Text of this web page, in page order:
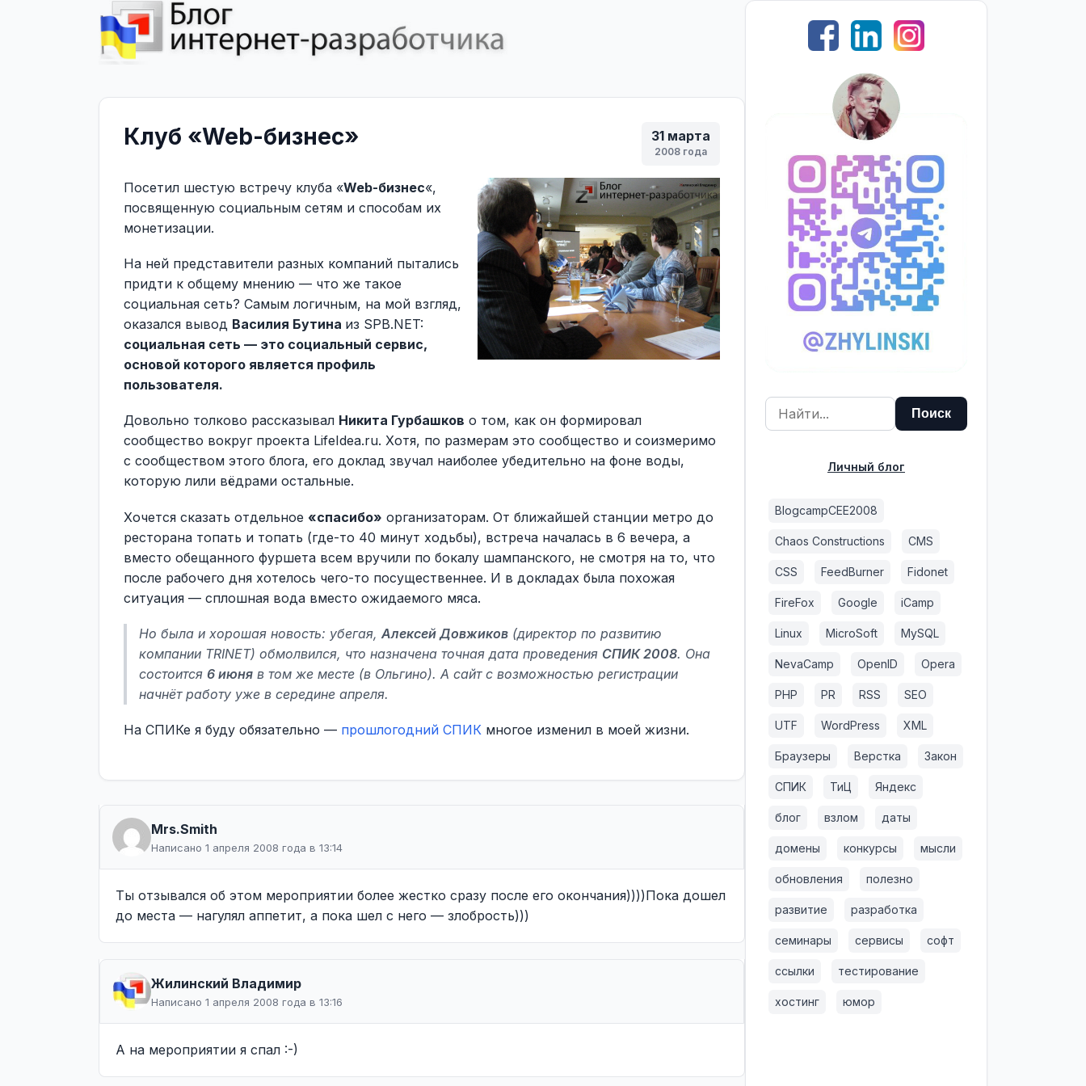
31 марта
2008 года
Клуб «Web-бизнес»
Посетил шестую встречу клуба «Web-бизнес«,
посвященную социальным сетям и способам их
монетизации.
На ней представители разных компаний пытались
придти к общему мнению — что же такое
социальная сеть? Самым логичным, на мой взгляд,
оказался вывод Василия Бутина из SPB.NET:
социальная сеть — это социальный сервис,
основой которого является профиль
пользователя.
Довольно толково рассказывал Никита Гурбашков о том, как он формировал
сообщество вокруг проекта LifeIdea.ru. Хотя, по размерам это сообщество и соизмеримо
с сообществом этого блога, его доклад звучал наиболее убедительно на фоне воды,
которую лили вёдрами остальные.
Хочется сказать отдельное «спасибо» организаторам. От ближайшей станции метро до
ресторана топать и топать (где-то 40 минут ходьбы), встреча началась в 6 вечера, а
вместо обещанного фуршета всем вручили по бокалу шампанского, не смотря на то, что
после рабочего дня хотелось чего-то посущественнее. И в докладах была похожая
ситуация — сплошная вода вместо ожидаемого мяса.
Но была и хорошая новость: убегая, Алексей Довжиков (директор по развитию
компании TRINET) обмолвился, что назначена точная дата проведения СПИК 2008. Она
состоится 6 июня в том же месте (в Ольгино). А сайт с возможностью регистрации
начнёт работу уже в середине апреля.
На СПИКе я буду обязательно — прошлогодний СПИК многое изменил в моей жизни.
Mrs.Smith
Написано 1 апреля 2008 года в 13:14
Ты отзывался об этом мероприятии более жестко сразу после его окончания))))Пока дошел
до места — нагулял аппетит, а пока шел с него — злобрость)))
Жилинcкий Владимир
Написано 1 апреля 2008 года в 13:16
А на мероприятии я спал :-)
Личный блог
BlogcampCEE2008
Chaos Constructions CMS
CSS FeedBurner Fidonet
FireFox Google iCamp
Linux MicroSoft MySQL
NevaCamp OpenID Opera
PHP PR RSS SEO
UTF WordPress XML
Браузеры Верстка Закон
СПИК ТиЦ Яндекс
блог взлом даты
домены конкурсы мысли
обновления полезно
развитие разработка
семинары сервисы софт
ссылки тестирование
хостинг юмор